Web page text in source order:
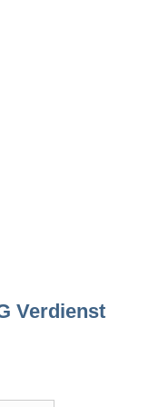
Verdienst